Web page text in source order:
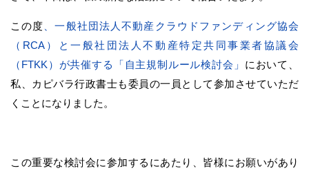
この度 、一般社団法人不動産クラウドファンディング協会
（RCA）と一般社団法人不動産特定共同事業者協議会
（FTKK）が共催する「自主規制ルール検討会」 において、
私、カピバラ行政書士も委員の一員として参加させていただ
くことになりました。
この重要な検討会に参加するにあたり、皆様にお願いがあり